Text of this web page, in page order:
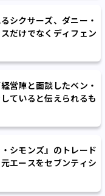
シクサーズ、ダニー・
だけでなくディフェン
感
営陣と面談したベン・
ていると伝えられるも
シモンズ』のトレード
エースをセブンティシ